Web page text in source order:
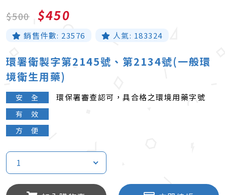
$500 $450
銷售件數: 23576 人氣: 183324
環署衛製字第2145號、第2134號(一般環
境衛生用藥)
安 全 環保署審查認可，具合格之環境用藥字號
有 效
方 便
1